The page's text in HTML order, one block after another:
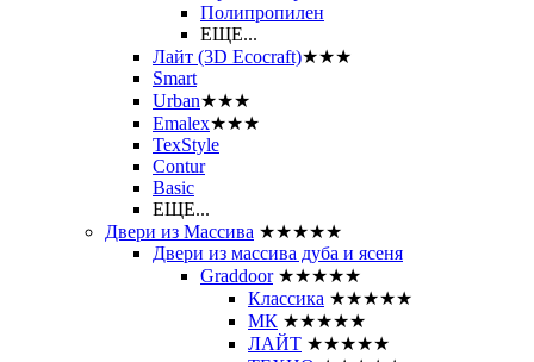
Полипропилен
ЕЩЕ...
Лайт (3D Ecocraft)★★★
Smart
Urban★★★
Emalex★★★
TexStyle
Contur
Basic
ЕЩЕ...
Двери из Массива ★★★★★
Двери из массива дуба и ясеня
Graddoor ★★★★★
Классика ★★★★★
МК ★★★★★
ЛАЙТ ★★★★★